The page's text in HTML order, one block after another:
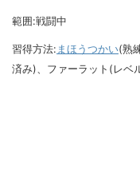
範囲:戦闘中
習得方法: まほうつかい(熟
済み)、ファーラット(レベ